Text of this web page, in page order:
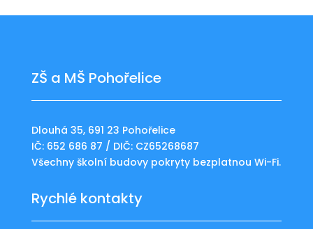
ZŠ a MŠ Pohořelice
Dlouhá 35, 691 23 Pohořelice
IČ: 652 686 87 / DIČ: CZ65268687
Všechny školní budovy pokryty bezplatnou Wi-Fi.
Rychlé kontakty